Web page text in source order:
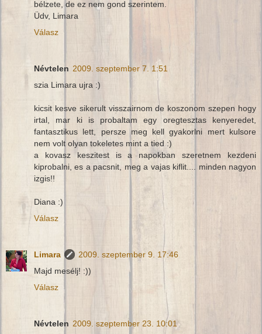
bélzete, de ez nem gond szerintem.
Üdv, Limara
Válasz
Névtelen 2009. szeptember 7. 1:51
szia Limara ujra :)
kicsit kesve sikerult visszairnom de koszonom szepen hogy
irtal, mar ki is probaltam egy oregtesztas kenyeredet,
fantasztikus lett, persze meg kell gyakorlni mert kulsore
nem volt olyan tokeletes mint a tied :)
a kovasz keszitest is a napokban szeretnem kezdeni
kiprobalni, es a pacsnit, meg a vajas kiflit.... minden nagyon
izgis!!
Diana :)
Válasz
Limara
2009. szeptember 9. 17:46
Majd mesélj! :))
Válasz
Névtelen 2009. szeptember 23. 10:01